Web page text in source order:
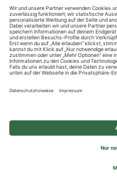
© 2026 REWE